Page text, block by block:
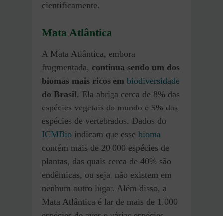
cientificamente.
Mata Atlântica
A Mata Atlântica, embora
fragmentada, continua sendo um dos
biomas mais ricos em biodiversidade
do Brasil. Ela abriga cerca de 8% das
espécies vegetais do mundo e 5% das
espécies de vertebrados. Dados do
ICMBio indicam que esse bioma
contém mais de 20.000 espécies de
plantas, das quais cerca de 40% são
endêmicas, ou seja, não existem em
nenhum outro lugar. Além disso, a
Mata Atlântica é lar de mais de 1.000